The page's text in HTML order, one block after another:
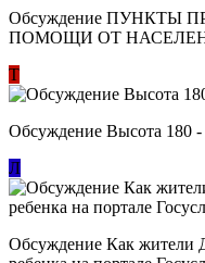
Обсуждение ​ПУНКТЫ
ПОМОЩИ ОТ
Т
Обсуждение Высота 180 -
Л
Обсуждение Как жители